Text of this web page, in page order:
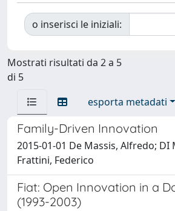
o inserisci le iniziali:
Mostrati risultati da 2 a 5
di 5
esporta metadati
Family-Driven Innovation
2015-01-01 De Massis, Alfredo; DI
Frattini, Federico
Fiat: Open Innovation in a
(1993-2003)